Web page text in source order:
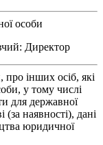
особи
Директор
інших осіб, які
у тому числі
для державної
(за наявності), дані
юридичної